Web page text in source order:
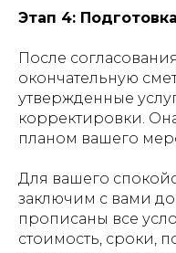
Этап 4:
После
окончательную
утвержденные
корректировки.
планом вашего
Для вашего
заключим с вами
прописаны все
стоимость, сроки,